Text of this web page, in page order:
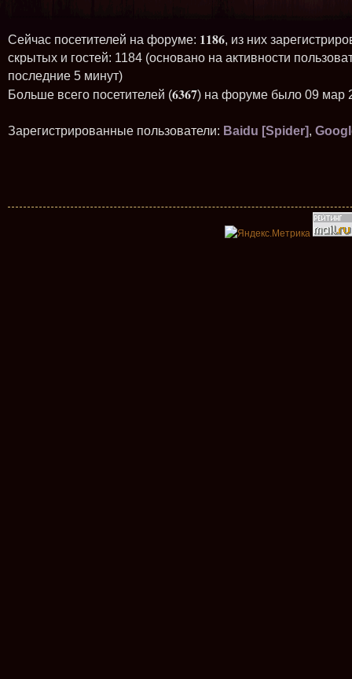
Сейчас посетителей на форуме: 1186, из них
скрытых и гостей: 1184 (основано на активности
последние 5 минут)
Больше всего посетителей (6367) на форуме было 09 мар
Зарегистрированные пользователи: Baidu [Spider],